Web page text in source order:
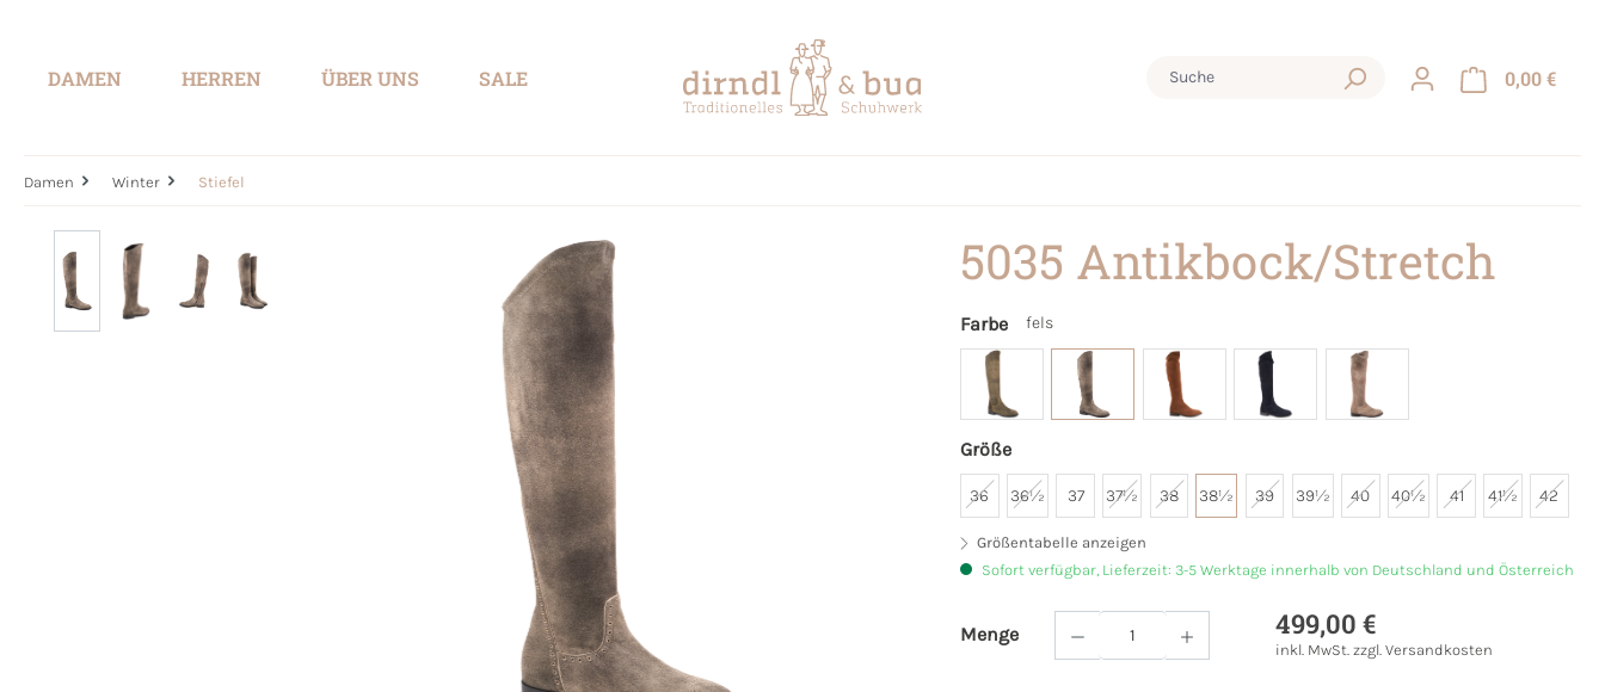
DAMEN HERREN ÜBER UNS SALE 0,00 €
Damen Winter Stiefel
Bildergalerie überspringen 5035 Antikbock/Stretch
Farbe fels
Größe
36 36½ 37 37½ 38 38½ 39 39½ 40 40½ 41 41½ 42
Größentabelle anzeigen
Sofort verfügbar, Lieferzeit: 3-5 Werktage innerhalb von Deutschland und Österreich
Menge
Produkt Anzahl: Gib den gewünschten Wert ein
499,00 €
inkl. MwSt. zzgl. Versandkosten